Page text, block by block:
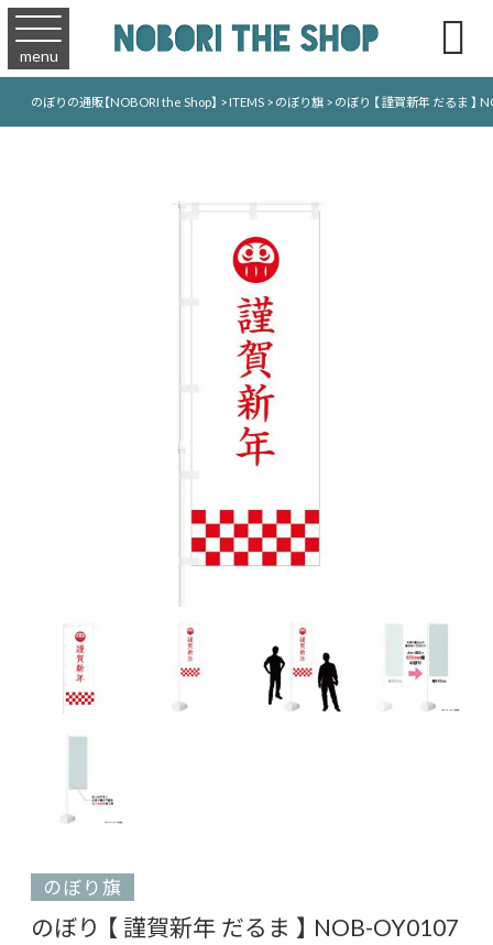
menu 
のぼりの通販【NOBORI the Shop】 >ITEMS>のぼり旗>のぼり 【 謹賀新年 だるま 】
のぼり旗
のぼり 【 謹賀新年 だるま 】 NOB-OY0107